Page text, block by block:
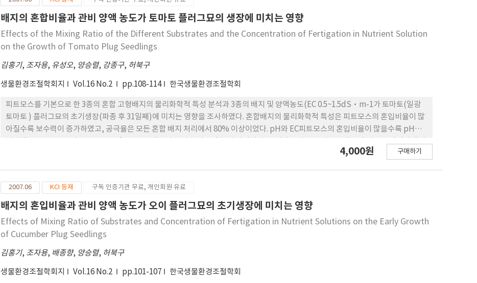
배지의 혼합비율과 관비 양액 농도가 토마토 플러그묘의 생장에 미치는 영향
Effects of the Mixing Ratio of the Different Substrates and the Concentration of Fertigation in Nutrient Solution
on the Growth of Tomato Plug Seedlings
김홍기, 조자용, 유성오, 양승렬, 강종구, 허북구
생물환경조절학회지 Vol.16 No.2 pp.108-114 한국생물환경조절학회
피트모스를 기본으로 한 3종의 혼합 고형배지의 물리화학적 특성 분석과 3종의 배지 및 양액농도(EC 0.5~1.5dS·m-1가 토마토(일광
토마토 ) 플러그묘의 초기생장(파종 후 31일째)에 미치는 영향을 조사하였다. 혼합배지의 물리화학적 특성은 피트모스의 혼입비율이 많
아질수록 보수력이 증가하였고, 공극율은 모든 혼합 배지 처리에서 80% 이상이었다. pH와 EC피트모스의 혼입비율이 많을수록 pH는
지는 피트모스:왕겨:훈탄:부숙톱밥:펄라이트=25:10:25:20:20(v/v)였다. 관비 양액농도(EC)는 대조구(수돗물, EC 1dS·m-1)에 비해
4,000원 구매하기
2007.06 KCI 등재 구독 인증기관 무료, 개인회원 유료
배지의 혼입비율과 관비 양액 농도가 오이 플러그묘의 초기생장에 미치는 영향
Effects of Mixing Ratio of Substrates and Concentration of Fertigation in Nutrient Solutions on the Early Growth
of Cucumber Plug Seedlings
김홍기, 조자용, 배종향, 양승렬, 허북구
생물환경조절학회지 Vol.16 No.2 pp.101-107 한국생물환경조절학회